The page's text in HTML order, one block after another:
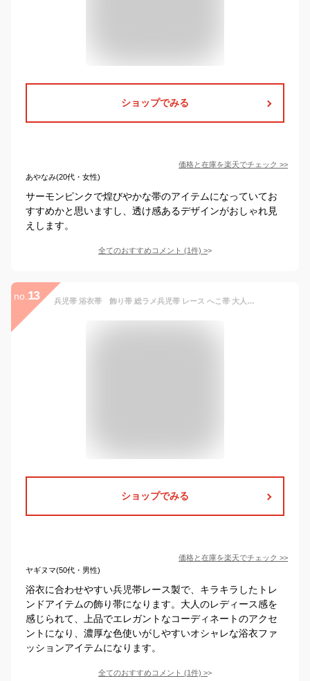
ショップでみる
価格と在庫を楽天でチェック >>
あやなみ(20代・女性)
サーモンピンクで煌びやかな帯のアイテムになっていてお
すすめかと思いますし、透け感あるデザインがおしゃれ見
えします。
全てのおすすめコメント (1件) >
no. 13 兵児帯 浴衣帯 飾り帯 総ラメ兵児帯 レース へこ帯 大人 子供 夏用 400cm 全5色 へこおび 浴衣 帯 キラキラ 今風 夏祭り 夕涼み 花火大会 おしゃれ レディース 女性 女の子
ショップでみる
価格と在庫を楽天でチェック >>
ヤギヌマ(50代・男性)
浴衣に合わせやすい兵児帯レース製で、キラキラしたトレ
ンドアイテムの飾り帯になります。大人のレディース感を
感じられて、上品でエレガントなコーディネートのアクセ
ントになり、濃厚な色使いがしやすいオシャレな浴衣ファ
ッションアイテムになります。
全てのおすすめコメント (1件) >